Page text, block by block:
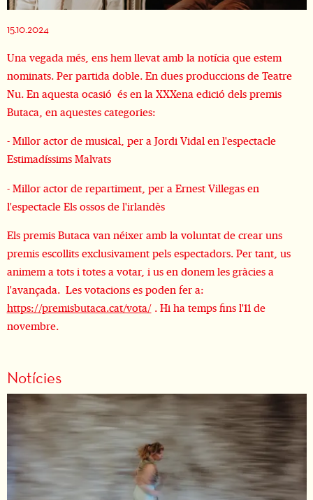
15.10.2024
Una vegada més, ens hem llevat amb la notícia que estem
nominats. Per partida doble. En dues produccions de Teatre
Nu. En aquesta ocasió és en la XXXena edició dels premis
Butaca, en aquestes categories:
- Millor actor de musical, per a Jordi Vidal en l'espectacle
Estimadíssims Malvats
- Millor actor de repartiment, per a Ernest Villegas en
l'espectacle Els ossos de l'irlandès
Els premis Butaca van néixer amb la voluntat de crear uns
premis escollits exclusivament pels espectadors. Per tant, us
animem a tots i totes a votar, i us en donem les gràcies a
l'avançada. Les votacions es poden fer a:
https://premisbutaca.cat/vota/. Hi ha temps fins l'11 de
novembre.
Notícies